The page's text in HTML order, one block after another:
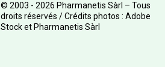
© 2003 - 2026 Pharmanetis Sàrl – Tous
droits réservés / Crédits photos : Adobe
Stock et Pharmanetis Sàrl